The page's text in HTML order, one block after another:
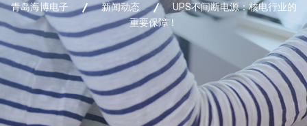
青岛海博电子 新闻动态
UPS不间断电源：核电行业的
重要保障！